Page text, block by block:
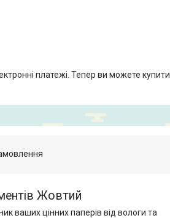
платежі. Тепер ви можете купити
Жовтий
ваших цінних паперів від вологи та